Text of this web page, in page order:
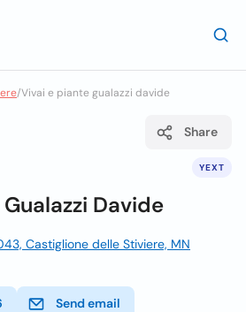
/Vivai e piante gualazzi davide
YEXT
Share
Davide
Castiglione delle Stiviere, MN
Send email